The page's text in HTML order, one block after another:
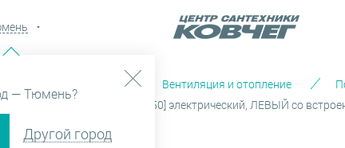
— Тюмень?
Другой город
Вентиляция и отопление
КЛАССИК П6 [450*650] электрический, ЛЕВЫЙ со